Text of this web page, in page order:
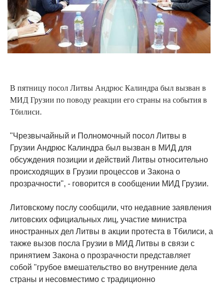
В пятницу посол Литвы Андрюс Калиндра был вызван в
МИД Грузии по поводу реакции его страны на события в
Тбилиси.
"Чрезвычайный и Полномочный посол Литвы в
Грузии Андрюс Калиндра был вызван в МИД для
обсуждения позиции и действий Литвы относительно
происходящих в Грузии процессов и Закона о
прозрачности", - говорится в сообщении МИД Грузии.
Литовскому послу сообщили, что недавние заявления
литовских официальных лиц, участие министра
иностранных дел Литвы в акции протеста в Тбилиси, а
также вызов посла Грузии в МИД Литвы в связи с
принятием Закона о прозрачности представляет
собой "грубое вмешательство во внутренние дела
страны и несовместимо с традиционно